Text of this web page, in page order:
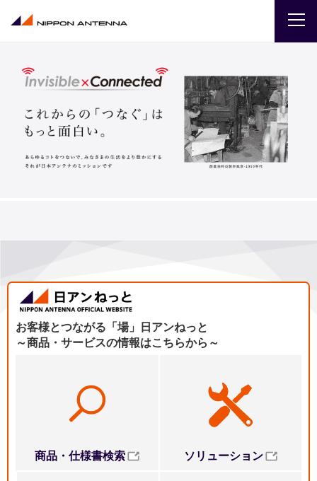
お客様とつながる「場」日アンねっと
～商品・サービスの情報はこちらから～
商品・仕様書検索 ソリューション
企業
IR
採用